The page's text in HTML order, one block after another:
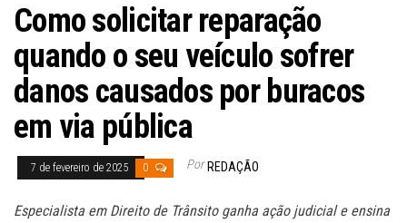
Como solicitar reparação
quando o seu veículo sofrer
danos causados por buracos
em via pública
7 de fevereiro de 2025 0 Por REDAÇÃO
Especialista em Direito de Trânsito ganha ação judicial e ensina